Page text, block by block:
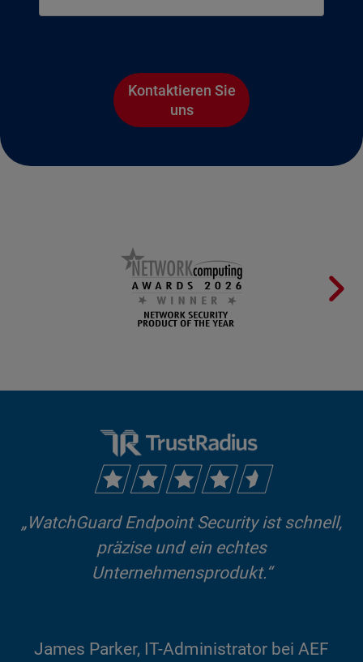
Kontaktieren Sie
uns
„WatchGuard Endpoint Security ist schnell,
präzise und ein echtes
Unternehmensprodukt.“
James Parker, IT-Administrator bei AEF